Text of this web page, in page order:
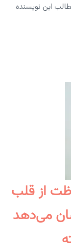
این نویسنده
از قلب
می‌دهد